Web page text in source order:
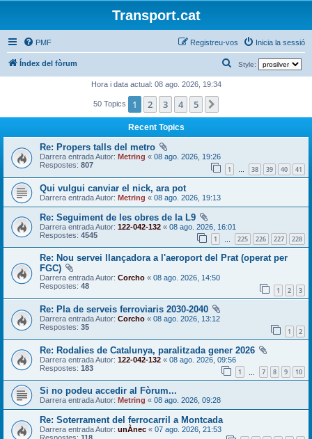
Transport.cat
PMF Inicia la sessió
Registreu-vos
Índex del fòrum Style:
e
Hora i data actual: 08 ago. 2026, 19:34
50 Topics 1 2 3 4 5
Recent Topics
Re: Propers talls del metro
Darrera entrada Autor: Metring « 08 ago. 2026, 19:26
Respostes: 807 1 … 38 39 40 41
Qui vulgui canviar el nick, ara pot
Darrera entrada Autor: Metring « 08 ago. 2026, 19:13
Re: Seguiment de les obres de la L9
Darrera entrada Autor: 122-042-132 « 08 ago. 2026, 16:01
Respostes: 4545 1 225 226 227 228
Re: Nou servei llançadora a l'aeroport del Prat (operat per
FGC)
Darrera entrada Autor: Corcho « 08 ago. 2026, 14:50
Respostes: 48 1 2 3
Re: Pla de serveis ferroviaris 2030-2040
Darrera entrada Autor: Corcho « 08 ago. 2026, 13:12
Respostes: 35 1 2
Re: Rodalies de Catalunya, paralitzada gener 2026
Darrera entrada Autor: 122-042-132 « 08 ago. 2026, 09:56
Respostes: 183 1 7 8 9 10
Si no podeu accedir al Fòrum...
Darrera entrada Autor: Metring « 08 ago. 2026, 09:28
Re: Soterrament del ferrocarril a Montcada
Darrera entrada Autor: unÀnec « 07 ago. 2026, 21:53